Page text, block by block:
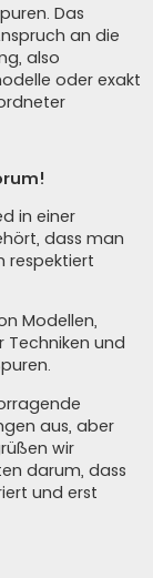
Das
an die
also
oder exakt
in einer
dass man
respektiert
Modellen,
Techniken und
aus, aber
wir
darum, dass
und erst